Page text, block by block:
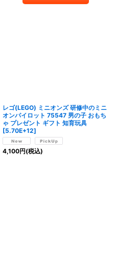
レゴ(LEGO) ミニオンズ 研修中のミニ
オンパイロット 75547 男の子 おもち
ゃ プレゼント ギフト 知育玩具
[5.70E+12]
4,100円(税込)